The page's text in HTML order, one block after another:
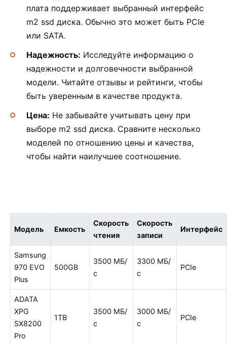
плата поддерживает выбранный интерфейс
m2 ssd диска. Обычно это может быть PCIe
или SATA.
Надежность: Исследуйте информацию о
надежности и долговечности выбранной
модели. Читайте отзывы и рейтинги, чтобы
быть уверенным в качестве продукта.
Цена: Не забывайте учитывать цену при
выборе m2 ssd диска. Сравните несколько
моделей по отношению цены и качества,
чтобы найти наилучшее соотношение.
Модель Емкость
Скорость
чтения
Скорость
записи
Интерфейс
Samsung
970 EVO
Plus
500GB
3500 МБ/
с
3300 МБ/
с
PCIe
ADATA
XPG
SX8200
Pro
1TB
3500 МБ/
с
3000 МБ/
с
PCIe